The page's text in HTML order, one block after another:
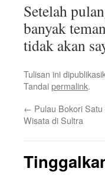
Setelah
banyak
tidak akan
Tulisan ini
Tandaipermalink.
← Pulau Bokori
Wisata di Sultra